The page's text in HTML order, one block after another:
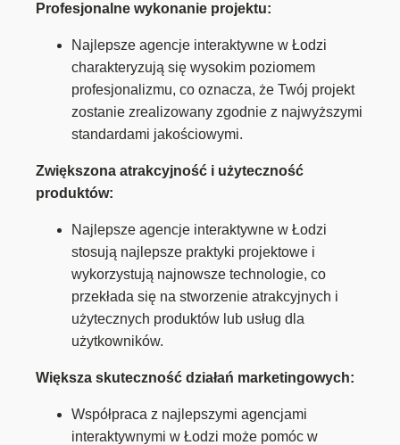
Profesjonalne wykonanie projektu:
Najlepsze agencje interaktywne w Łodzi
charakteryzują się wysokim poziomem
profesjonalizmu, co oznacza, że Twój projekt
zostanie zrealizowany zgodnie z najwyższymi
standardami jakościowymi.
Zwiększona atrakcyjność i użyteczność
produktów:
Najlepsze agencje interaktywne w Łodzi
stosują najlepsze praktyki projektowe i
wykorzystują najnowsze technologie, co
przekłada się na stworzenie atrakcyjnych i
użytecznych produktów lub usług dla
użytkowników.
Większa skuteczność działań marketingowych:
Współpraca z najlepszymi agencjami
interaktywnymi w Łodzi może pomóc w